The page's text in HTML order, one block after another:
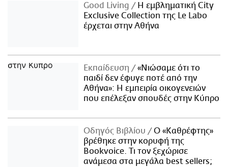
Good Living
Η εμβληματική City
Exclusive Collection της Le Labo
έρχεται στην Αθήνα
Εκπαίδευση
«Νιώσαμε ότι το
παιδί δεν έφυγε ποτέ από την
Αθήνα»: Η εμπειρία οικογενειών
που επέλεξαν σπουδές στην Κύπρο
Οδηγός Βιβλίου
Ο «Καθρέφτης»
βρέθηκε στην κορυφή της
Bookvoice. Τι τον ξεχώρισε
ανάμεσα στα μεγάλα best sellers;